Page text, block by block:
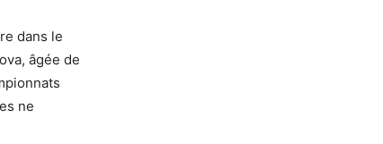
dans le
âgée de
ne